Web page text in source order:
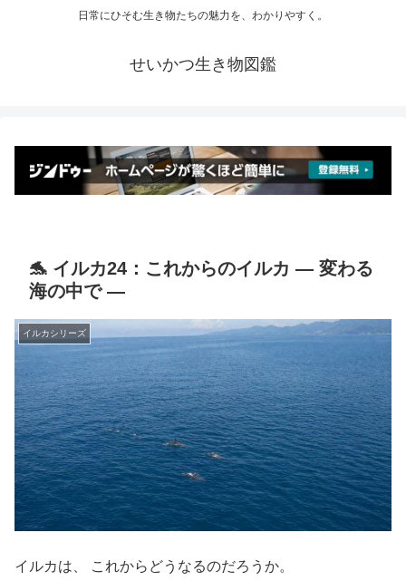
日常にひそむ生き物たちの魅力を、わかりやすく。
せいかつ生き物図鑑
🐬 イルカ24：これからのイルカ ― 変わる
海の中で ―
イルカシリーズ
イルカは、 これからどうなるのだろうか。